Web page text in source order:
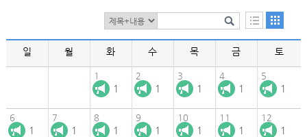
일 월 화 수 목 금 토
1
1
2
1
3
1
4
1
5
1
6
1
7
1
8
1
9
1
10
1
11
1
12
1